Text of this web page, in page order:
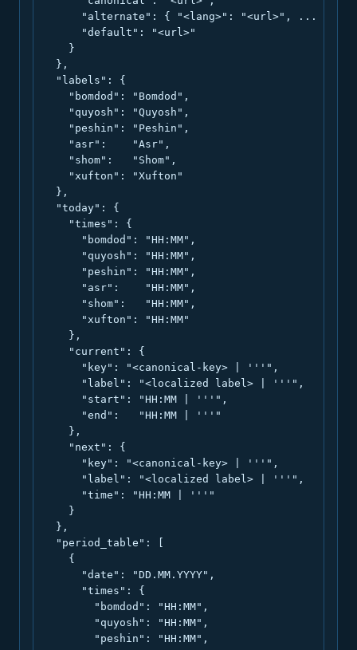
      "alternate": { "<lang>": "<url>", ... },
      "default": "<url>"
    }
  },
  "labels": {
    "bomdod": "Bomdod",
    "quyosh": "Quyosh",
    "peshin": "Peshin",
    "asr":    "Asr",
    "shom":   "Shom",
    "xufton": "Xufton"
  },
  "today": {
    "times": {
      "bomdod": "HH:MM",
      "quyosh": "HH:MM",
      "peshin": "HH:MM",
      "asr":    "HH:MM",
      "shom":   "HH:MM",
      "xufton": "HH:MM"
    },
    "current": {
      "key": "<canonical-key> | '''",
      "label": "<localized label> | '''",
      "start": "HH:MM | '''",
      "end":   "HH:MM | '''"
    },
    "next": {
      "key": "<canonical-key> | '''",
      "label": "<localized label> | '''",
      "time": "HH:MM | '''"
    }
  },
  "period_table": [
    {
      "date": "DD.MM.YYYY",
      "times": {
        "bomdod": "HH:MM",
        "quyosh": "HH:MM",
        "peshin": "HH:MM",